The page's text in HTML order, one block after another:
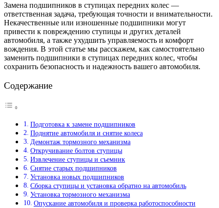
Замена подшипников в ступицах передних колес —
ответственная задача, требующая точности и внимательности.
Некачественные или изношенные подшипники могут
привести к повреждению ступицы и других деталей
автомобиля, а также ухудшить управляемость и комфорт
вождения. В этой статье мы расскажем, как самостоятельно
заменить подшипники в ступицах передних колес, чтобы
сохранить безопасность и надежность вашего автомобиля.
Содержание
Подготовка к замене подшипников
Поднятие автомобиля и снятие колеса
Демонтаж тормозного механизма
Откручивание болтов ступицы
Извлечение ступицы и съемник
Снятие старых подшипников
Установка новых подшипников
Сборка ступицы и установка обратно на автомобиль
Установка тормозного механизма
Опускание автомобиля и проверка работоспособности